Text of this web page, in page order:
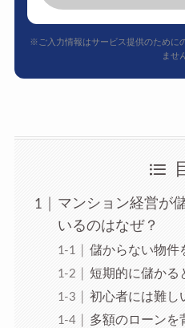
※ご入力情報はサービス提供のために
ませ
マンション経営が
いるのはなぜ？
儲からない物件
短期的に儲かる
初心者には難し
多額のローンを